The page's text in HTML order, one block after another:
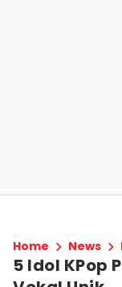
Home News
5 Idol KPop